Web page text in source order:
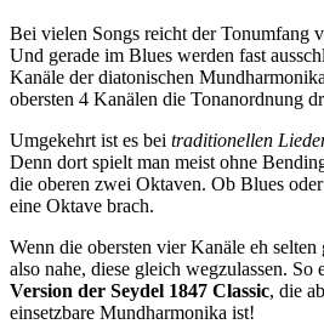
Bei vielen Songs reicht der Tonumfang
Und gerade im Blues werden fast
Kanäle der diatonischen
obersten 4 Kanälen die Tonanordnung
Umgekehrt ist es bei traditionellen
Denn dort spielt man meist ohne
die oberen zwei Oktaven. Ob Blues
eine Oktave brach.
Wenn die obersten vier Kanäle eh
also nahe, diese gleich wegzulassen. So
Version der Seydel 1847 Classic, die
einsetzbare Mundharmonika ist!